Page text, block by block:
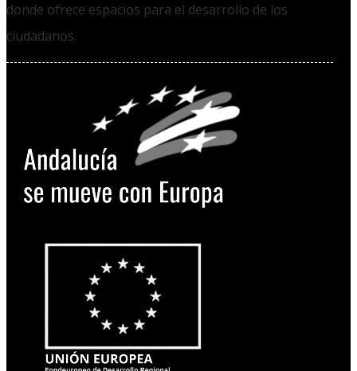
donde ofrece espacios para el desarrollo de los
ciudadanos.